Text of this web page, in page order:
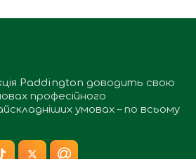
Paddington доводить свою
професійного
умовах – по всьому